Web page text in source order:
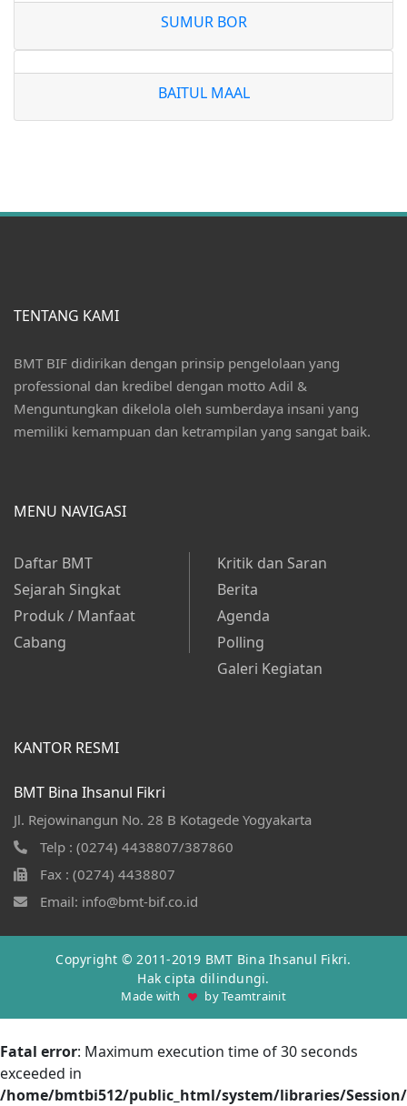
SUMUR BOR
BAITUL MAAL
TENTANG KAMI
BMT BIF didirikan dengan prinsip pengelolaan yang
professional dan kredibel dengan motto Adil &
Menguntungkan dikelola oleh sumberdaya insani yang
memiliki kemampuan dan ketrampilan yang sangat baik.
MENU NAVIGASI
Daftar BMT
Sejarah Singkat
Produk / Manfaat
Cabang
Kritik dan Saran
Berita
Agenda
Polling
Galeri Kegiatan
KANTOR RESMI
BMT Bina Ihsanul Fikri
Jl. Rejowinangun No. 28 B Kotagede Yogyakarta
Telp : (0274) 4438807/387860
Fax : (0274) 4438807
Email: info@bmt-bif.co.id
Copyright © 2011-2019 BMT Bina Ihsanul Fikri.
Hak cipta dilindungi.
Made with byTeamtrainit
Fatal error: Maximum execution time of 30 seconds
exceeded in
/home/bmtbi512/public_html/system/libraries/Session/